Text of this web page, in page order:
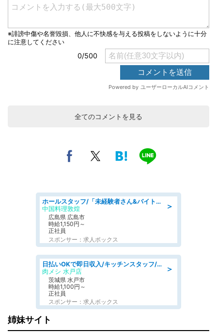
全てのコメントを見る
＞
ホールスタッフ/「未経験者さん&バイトデビューも大歓迎」残業ほぼなし×1日3時間〜勤務OK!フォロー体制も充実/広島県/広島市南区
中国料理敦煌
広島県 広島市
時給1,150円～
正社員
スポンサー：求人ボックス
＞
日払いOKで即日収入/キッチンスタッフ/「原付免許必須」デリバリー業務など、自己成長可能な幅広い仕事に挑戦!髪型自由&ピアス・ネイルOK/茨城県/水戸市
肉メシ 水戸店
茨城県 水戸市
時給1,100円～
正社員
スポンサー：求人ボックス
姉妹サイト